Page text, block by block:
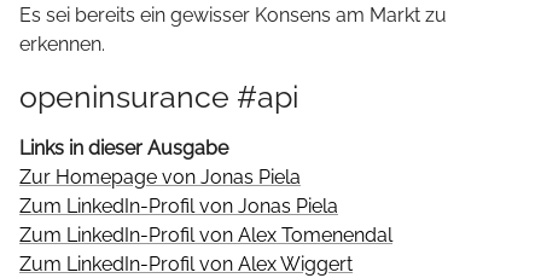
Es sei bereits ein gewisser Konsens am Markt zu
erkennen.
openinsurance #api
Links in dieser Ausgabe
Zur Homepage von Jonas Piela
Zum LinkedIn-Profil von Jonas Piela
Zum LinkedIn-Profil von Alex Tomenendal
Zum LinkedIn-Profil von Alex Wiggert